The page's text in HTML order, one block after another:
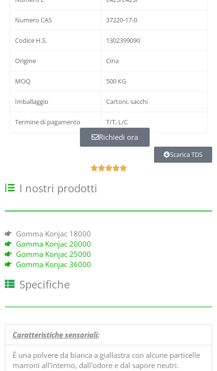
Numero CAS 37220-17-0
Codice H.S. 1302399090
Origine Cina
MOQ 500 KG
Imballaggio Cartoni, sacchi
Termine di pagamento T/T, L/C
Richiedi ora
Scarica TDS
B
I nostri prodotti
Gomma Konjac 18000
Gomma Konjac 20000
Gomma Konjac 25000
Gomma Konjac 36000
Specifiche
Caratteristiche sensoriali:
È una polvere da bianca a giallastra con alcune particelle
marroni all'interno, dall'odore e dal sapore neutri.